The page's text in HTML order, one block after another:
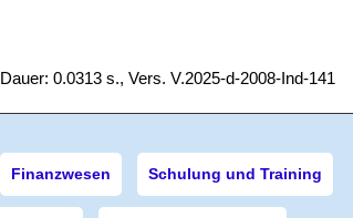
Dauer: 0.0313 s., Vers. V.2025-d-2008-Ind-141
Finanzwesen Schulung und Training